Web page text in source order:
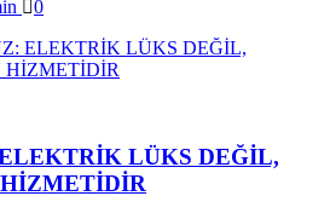
0
LÜKS DEĞİL,